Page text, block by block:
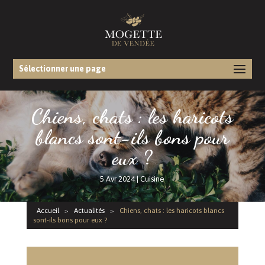
Sélectionner une page
Chiens, chats : les haricots
blancs sont-ils bons pour
eux ?
5 Avr 2024|Cuisine
Accueil > Actualités >
Chiens, chats : les haricots blancs
sont-ils bons pour eux ?